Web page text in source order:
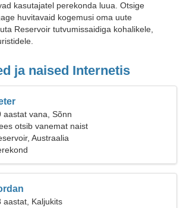
kasutajatel perekonda luua. Otsige
huvitavaid kogemusi oma uute
Reservoir tutvumissaidiga kohalikele,
ja naised Internetis
aastat vana, Sõnn
otsib vanemat naist
Austraalia
aastat, Kaljukits